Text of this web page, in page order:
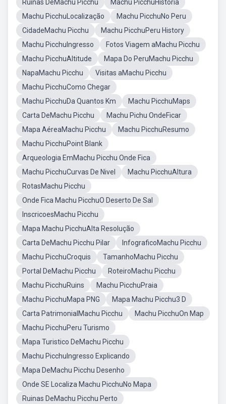
Ruinas DeMachu Picchu
Machu PicchuHistoria
Machu PicchuLocalização
Machu PicchuNo Peru
CidadeMachu Picchu
Machu PicchuPeru History
Machu PicchuIngresso
Fotos Viagem aMachu Picchu
Machu PicchuAltitude
Mapa Do PeruMachu Picchu
NapaMachu Picchu
Visitas aMachu Picchu
Machu PicchuComo Chegar
Machu PicchuDa Quantos Km
Machu PicchuMaps
Carta DeMachu Picchu
Machu Pichu OndeFicar
Mapa AéreaMachu Picchu
Machu PicchuResumo
Machu PicchuPoint Blank
Arqueologia EmMachu Picchu Onde Fica
Machu PicchuCurvas De Nivel
Machu PicchuAltura
RotasMachu Picchu
Onde Fica Machu PicchuO Deserto De Sal
InscricoesMachu Picchu
Mapa Machu PicchuAlta Resolução
Carta DeMachu Picchu Pilar
InfograficoMachu Picchu
Machu PicchuCroquis
TamanhoMachu Picchu
Portal DeMachu Picchu
RoteiroMachu Picchu
Machu PicchuRuins
Machu PicchuPraia
Machu PicchuMapa PNG
Mapa Machu Picchu3 D
Carta PatrimonialMachu Picchu
Machu PicchuOn Map
Machu PicchuPeru Turismo
Mapa Turistico DeMachu Picchu
Machu PicchuIngresso Explicando
Mapa DeMachu Picchu Desenho
Onde SE Localiza Machu PicchuNo Mapa
Ruinas DeMachu Picchu Perto